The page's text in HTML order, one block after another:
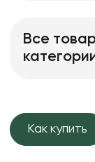
Все
Как купить